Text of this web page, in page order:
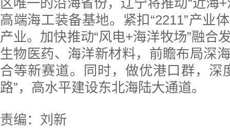
区唯一的沿海省份，辽宁将推动“近海
高端海工装备基地。紧扣“2211”产业
产业。加快推动“风电+海洋牧场”融合
生物医药、海洋新材料，前瞻布局深
合等新赛道。同时，做优港口群，深
路”，高水平建设东北海陆大通道。
责编：刘新